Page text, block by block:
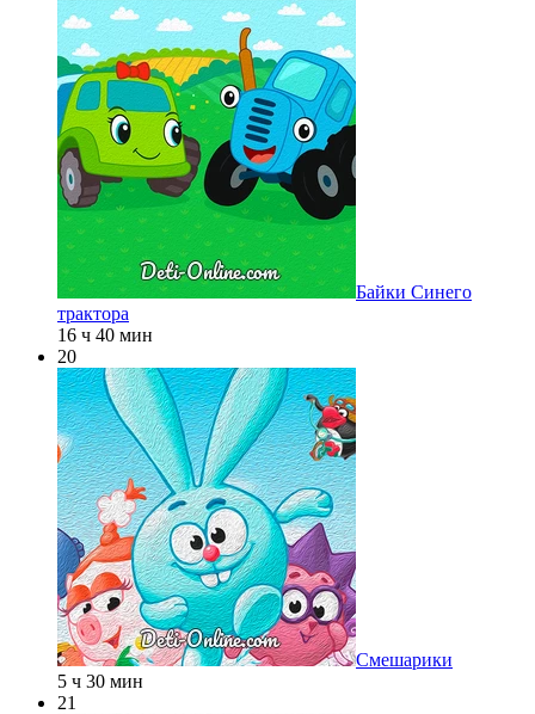
Байки Синего
трактора
16 ч 40 мин
20
Смешарики
5 ч 30 мин
21